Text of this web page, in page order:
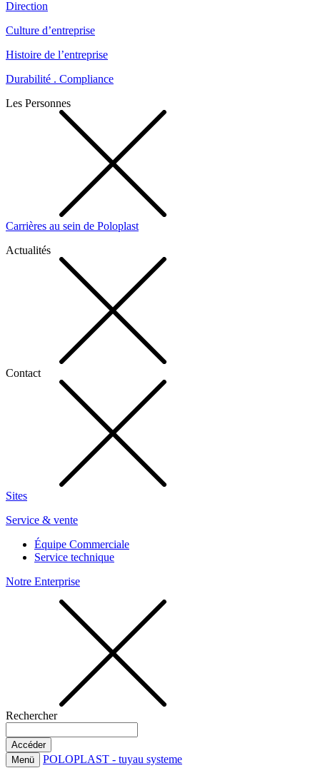
Direction
Culture d’entreprise
Histoire de l’entreprise
Durabilité . Compliance
Les Personnes
Carrières au sein de Poloplast
Actualités
Contact
Sites
Service & vente
Équipe Commerciale
Service technique
Notre Enterprise
Rechercher
Menü POLOPLAST - tuyau systeme